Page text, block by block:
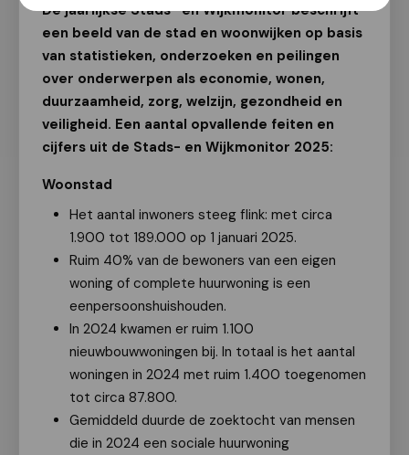
De jaarlijkseStads- en Wijkmonitor beschrijft
een beeld van de stad en woonwijken op basis
van statistieken, onderzoeken en peilingen
over onderwerpen als economie, wonen,
duurzaamheid, zorg, welzijn, gezondheid en
veiligheid. Een aantal opvallende feiten en
cijfers uit de Stads- en Wijkmonitor 2025:
Woonstad
Het aantal inwoners steeg flink: met circa
1.900 tot 189.000 op 1 januari 2025.
Ruim 40% van de bewoners van een eigen
woning of complete huurwoning is een
eenpersoonshuishouden.
In 2024 kwamen er ruim 1.100
nieuwbouwwoningen bij. In totaal is het aantal
woningen in 2024 met ruim 1.400 toegenomen
tot circa 87.800.
Gemiddeld duurde de zoektocht van mensen
die in 2024 een sociale huurwoning